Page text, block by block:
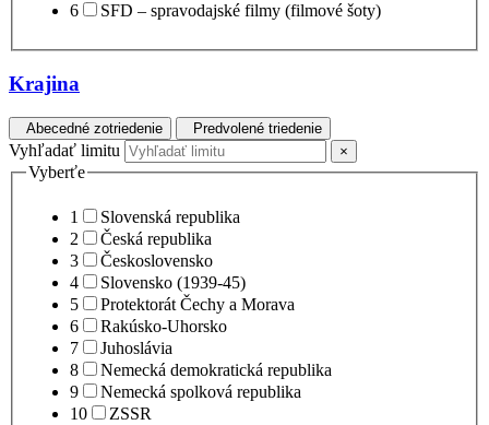
6
SFD – spravodajské filmy (filmové šoty)
Krajina
Abecedné zotriedenie Predvolené triedenie
Vyhľadať limitu ×
Vyberťe
1
Slovenská republika
2
Česká republika
3
Československo
4
Slovensko (1939-45)
5
Protektorát Čechy a Morava
6
Rakúsko-Uhorsko
7
Juhoslávia
8
Nemecká demokratická republika
9
Nemecká spolková republika
10
ZSSR